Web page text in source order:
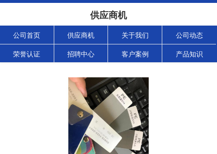
供应商机
公司首页 供应商机 关于我们 公司动态
荣誉认证 招聘中心 客户案例 产品知识